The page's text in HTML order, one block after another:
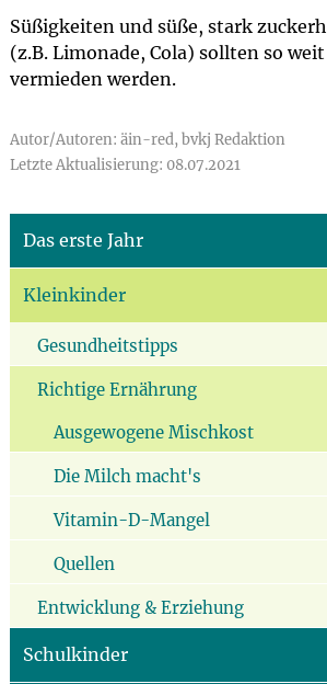
Süßigkeiten und süße, stark
(z.B. Limonade, Cola) sollten so
vermieden werden.
Autor/Autoren: äin-red, bvkj Redaktion
Letzte Aktualisierung: 08.07.2021
Das erste Jahr
Kleinkinder
Gesundheitstipps
Richtige Ernährung
Ausgewogene Mischkost
Die Milch macht's
Vitamin-D-Mangel
Quellen
Entwicklung & Erziehung
Schulkinder